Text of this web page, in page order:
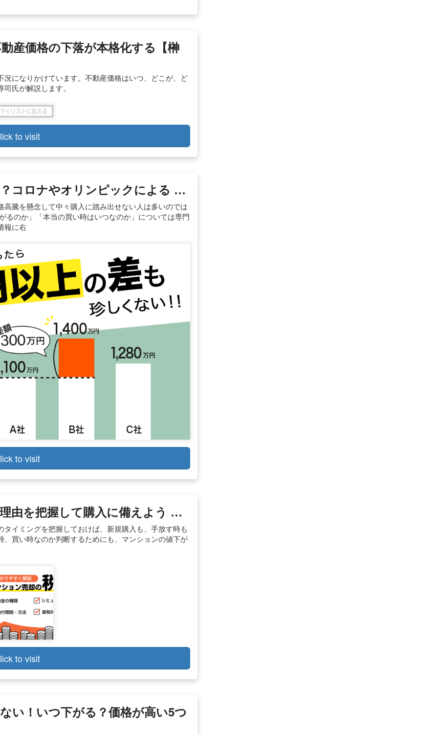
産価格の下落が本格化する【榊
になりかけています。不動産価格はいつ、どこが、ど
氏が解説します。
to visit
コロナやオリンピックによる …
騰を懸念して中々購入に踏み出せない人は多いのでは
るのか」「本当の買い時はいつなのか」については専門
報に右
to visit
由を把握して購入に備えよう …
イミングを把握しておけば、新規購入も、手放す時も
買い時なのか判断するためにも、マンションの値下が
to visit
い！いつ下がる？価格が高い5つ